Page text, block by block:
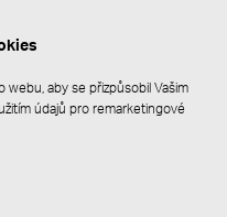
webu, aby se přizpůsobil Vašim
údajů pro remarketingové